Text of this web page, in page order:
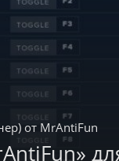
от MrAntiFun